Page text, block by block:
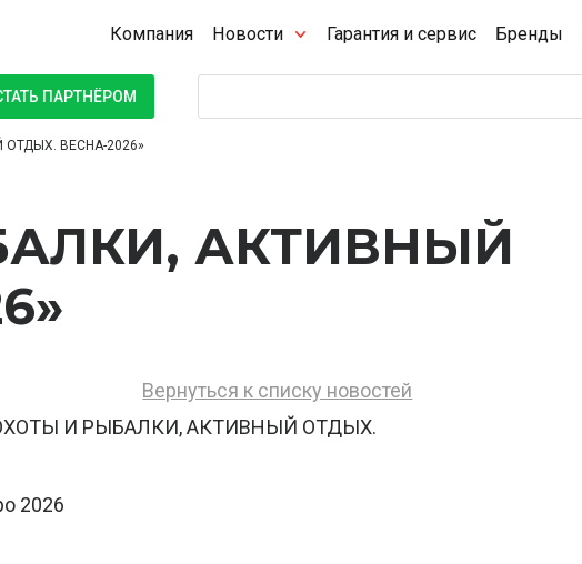
Компания Новости Гарантия и сервис Бренды
ПАРТНЁРОМ
ВЕСНА-2026»
АКТИВНЫЙ
Вернуться к списку новостей
ОХОТЫ И РЫБАЛКИ, АКТИВНЫЙ ОТДЫХ.
2026